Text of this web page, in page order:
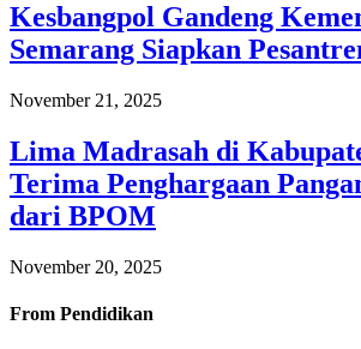
Kesbangpol Gandeng
Semarang Siapkan
November 21, 2025
Lima Madrasah di
Terima Penghargaan
dari BPOM
November 20, 2025
From Pendidikan